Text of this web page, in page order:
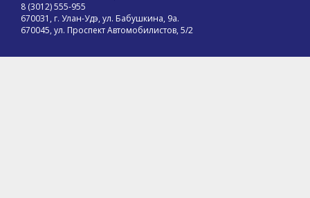
8 (3012) 555-955
670031, г. Улан-Удэ, ул. Бабушкина, 9а.
670045, ул. Проспект Автомобилистов, 5/2